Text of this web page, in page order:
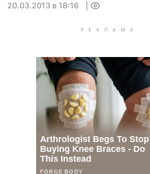
20.03.2013 в 18:16